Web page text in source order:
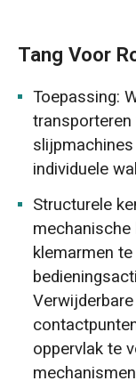
Tang Voor
Toepassing:
individuele
Structurele
klemarmen
oppervlak te